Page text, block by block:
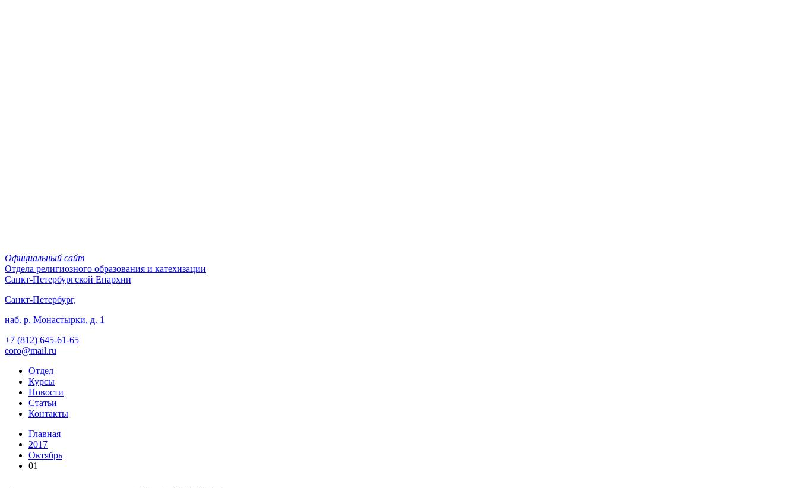
Официальный сайт
Отдела религиозного образования и катехизации
Санкт-Петербургской Епархии
Санкт-Петербург,
наб. р. Монастырки, д. 1
+7 (812) 645-61-65
eoro@mail.ru
Отдел
Курсы
Новости
Статьи
Контакты
Главная
2017
Октябрь
01